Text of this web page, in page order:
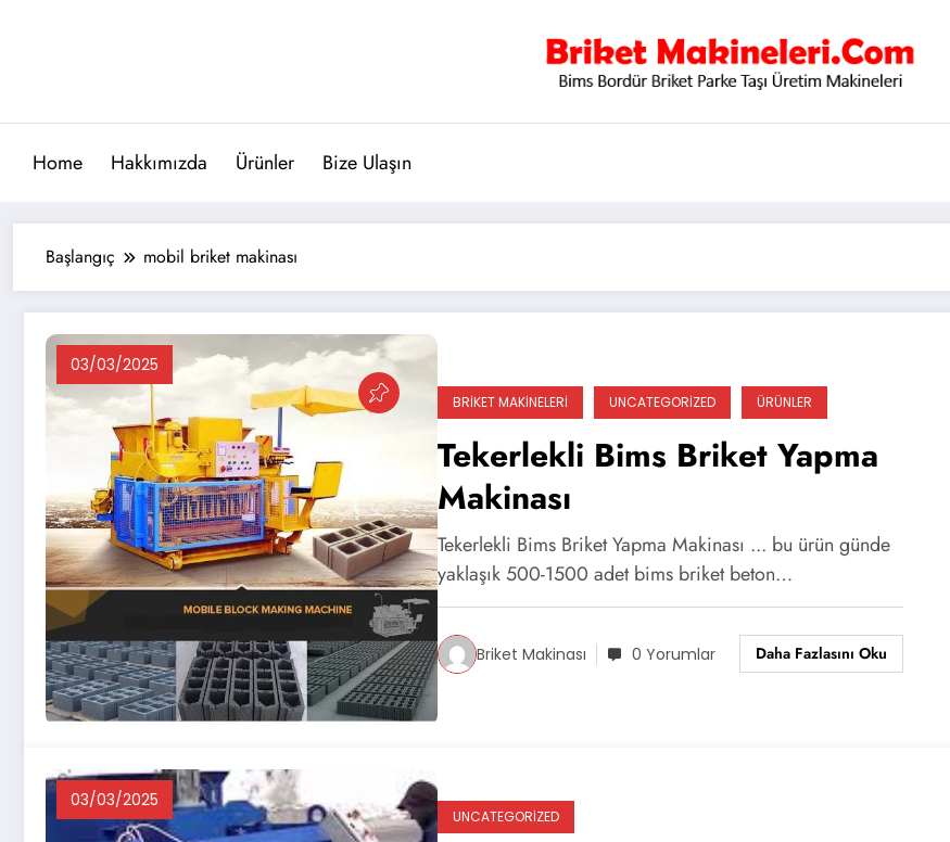
Home Hakkımızda Ürünler Bize Ulaşın
Başlangıç mobil briket makinası
03/03/2025
BRIKET MAKINELERI UNCATEGORIZED ÜRÜNLER
Tekerlekli Bims Briket Yapma
Makinası
Tekerlekli Bims Briket Yapma Makinası ... bu ürün günde
yaklaşık 500-1500 adet bims briket beton…
Briket Makinası 0 Yorumlar Daha Fazlasını Oku
03/03/2025
UNCATEGORIZED